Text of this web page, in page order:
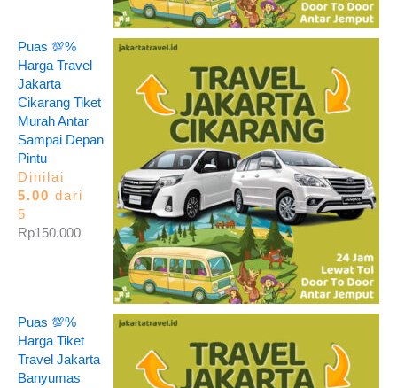
Puas 💯%
Harga Travel
Jakarta
Cikarang Tiket
Murah Antar
Sampai Depan
Pintu
Dinilai
5.00 dari
5
Rp150.000
Puas 💯%
Harga Tiket
Travel Jakarta
Banyumas